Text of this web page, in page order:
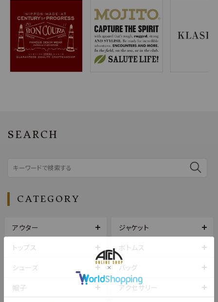
ACCOUNT MENU
ようこそ ゲスト 様
meeting_room ログイン 会員登録
SEARCH
CATEGORY
アウター ジャケット
トップス ボトムス
シューズ バッグ
帽子 アクセサリー